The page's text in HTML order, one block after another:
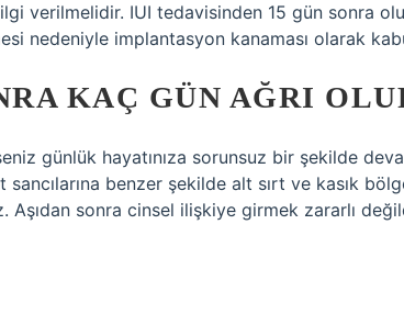
verilmelidir. IUI tedavisinden 15 gün sonra
nedeniyle implantasyon kanaması olarak
KAÇ GÜN AĞRI
günlük hayatınıza sorunsuz bir şekilde
benzer şekilde alt sırt ve kasık
sonra cinsel ilişkiye girmek zararlı